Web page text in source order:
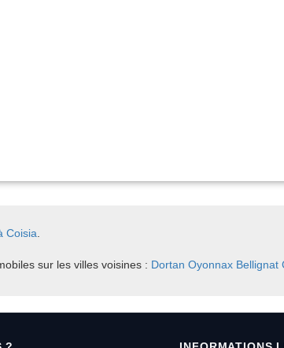
Coisia
sur les villes voisines : Dortan Oyonnax Bellignat